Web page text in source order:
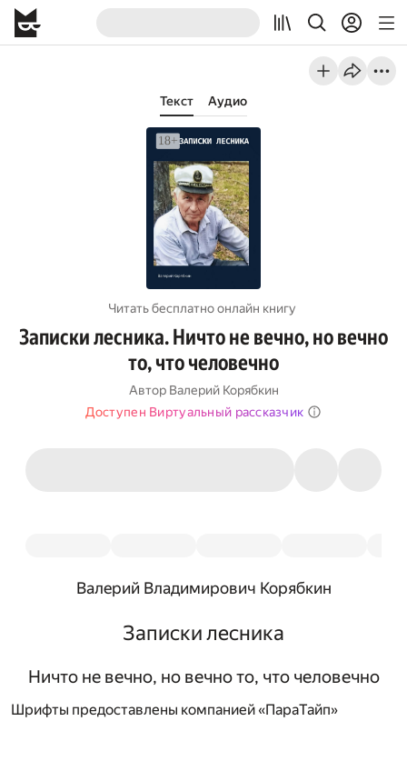
Текст Аудио
Читать бесплатно онлайн книгу
Записки лесника. Ничто не вечно, но вечно
то, что человечно
Автор Валерий Корябкин
Доступен Виртуальный рассказчик
Валерий Владимирович Корябкин
Записки лесника
Ничто не вечно, но вечно то, что человечно
Шрифты предоставлены компанией «ПараТайп»